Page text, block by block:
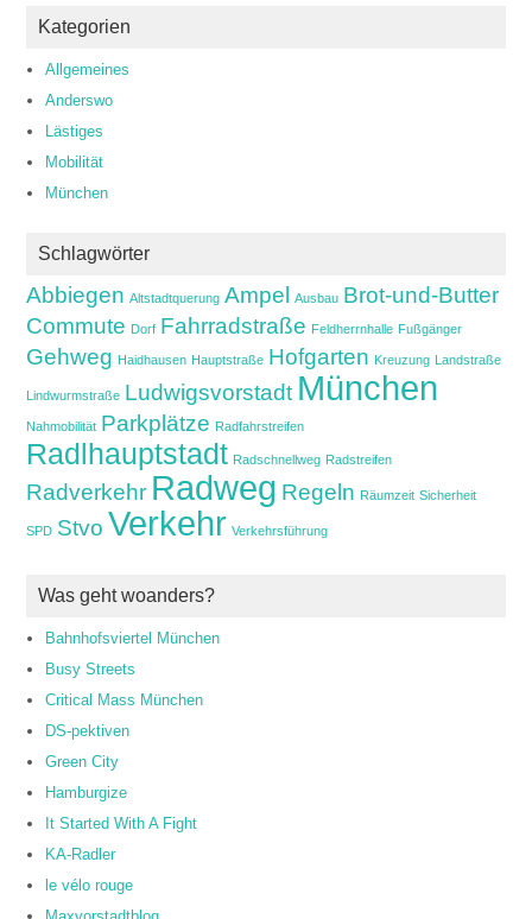
Kategorien
Allgemeines
Anderswo
Lästiges
Mobilität
München
Schlagwörter
Abbiegen Altstadtquerung Ampel Ausbau Brot-und-Butter
Commute Dorf Fahrradstraße Feldherrnhalle Fußgänger
Gehweg Haidhausen Hauptstraße Hofgarten Kreuzung Landstraße
Lindwurmstraße Ludwigsvorstadt München
Nahmobilität Parkplätze Radfahrstreifen
Radlhauptstadt Radschnellweg Radstreifen
Radverkehr Radweg Regeln Räumzeit Sicherheit
SPD Stvo Verkehr Verkehrsführung
Was geht woanders?
Bahnhofsviertel München
Busy Streets
Critical Mass München
DS-pektiven
Green City
Hamburgize
It Started With A Fight
KA-Radler
le vélo rouge